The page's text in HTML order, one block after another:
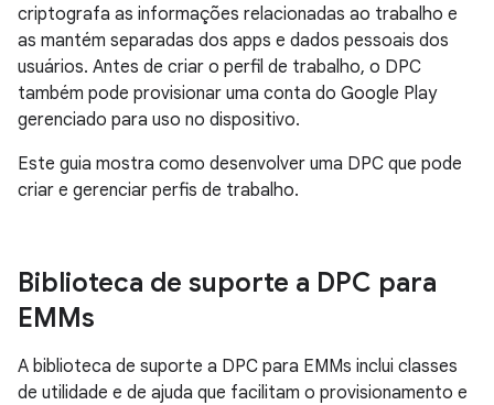
criptografa as informações relacionadas ao trabalho e
as mantém separadas dos apps e dados pessoais dos
usuários. Antes de criar o perfil de trabalho, o DPC
também pode provisionar uma conta do Google Play
gerenciado para uso no dispositivo.
Este guia mostra como desenvolver uma DPC que pode
criar e gerenciar perfis de trabalho.
Biblioteca de suporte a DPC para
EMMs
A biblioteca de suporte a DPC para EMMs inclui classes
de utilidade e de ajuda que facilitam o provisionamento e